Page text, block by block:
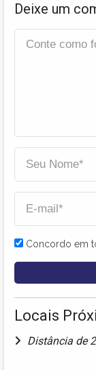
Deixe um
Concordo em
Locais
Distância de